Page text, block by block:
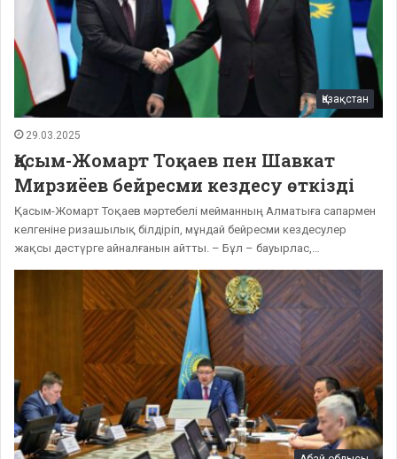
Қазақстан
29.03.2025
Қасым-Жомарт Тоқаев пен Шавкат
Мирзиёев бейресми кездесу өткізді
Қасым-Жомарт Тоқаев мәртебелі мейманның Алматыға сапармен
келгеніне ризашылық білдіріп, мұндай бейресми кездесулер
жақсы дәстүрге айналғанын айтты. – Бұл – бауырлас,…